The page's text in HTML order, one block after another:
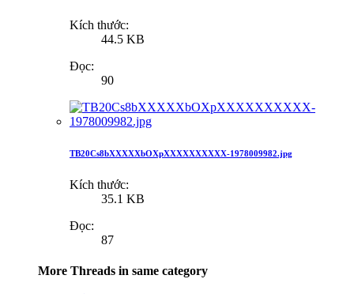
Kích thước:
44.5 KB
Đọc:
90
TB20Cs8bXXXXXbOXpXXXXXXXXXX-1978009982.jpg
Kích thước:
35.1 KB
Đọc:
87
More Threads in same category